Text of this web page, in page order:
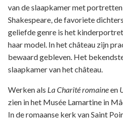
van de slaapkamer met
Shakespeare, de favoriete
geliefde genre is het
haar model. In het château zijn
bewaard gebleven. Het
slaapkamer van het château.
Werken als La Charité romaineen
zien in het Musée Lamartine in
In de romaanse kerk van Saint